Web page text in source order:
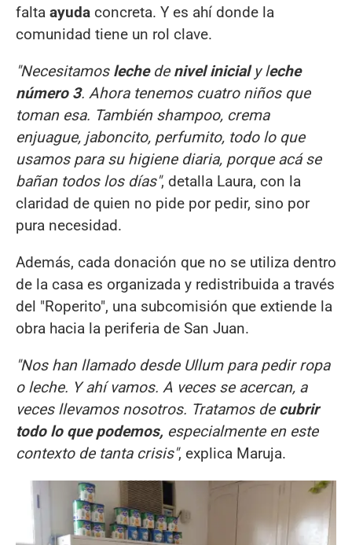
falta ayuda concreta. Y es ahí donde la
comunidad tiene un rol clave.
"Necesitamos lechede nivel inicialy leche
número 3. Ahora tenemos cuatro niños que
toman esa. También shampoo, crema
enjuague, jaboncito, perfumito, todo lo que
usamos para su higiene diaria, porque acá se
bañan todos los días", detalla Laura, con la
claridad de quien no pide por pedir, sino por
pura necesidad.
Además, cada donación que no se utiliza dentro
de la casa es organizada y redistribuida a través
del "Roperito", una subcomisión que extiende la
obra hacia la periferia de San Juan.
"Nos han llamado desde Ullum para pedir ropa
o leche. Y ahí vamos. A veces se acercan, a
veces llevamos nosotros. Tratamos de cubrir
todo lo que podemos, especialmente en este
contexto de tanta crisis", explica Maruja.